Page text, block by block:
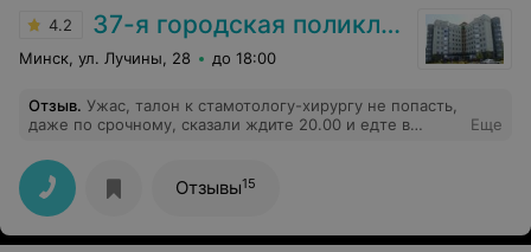
4.2 37-я городская поликлиника
Минск, ул. Лучины, 28 до 18:00
Отзыв. Ужас, талон к стамотологу-хирургу не попасть,
даже по срочному, сказали ждите 20.00 и едте в
нигде нет
Еще
Отзывы15